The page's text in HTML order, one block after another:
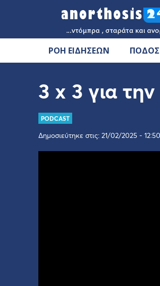
ΡΟΗ ΕΙΔΗΣΕΩΝ
3 x 3 για
PODCAST
Δημοσιεύτηκε στις: 21/02/2025 - 12:50